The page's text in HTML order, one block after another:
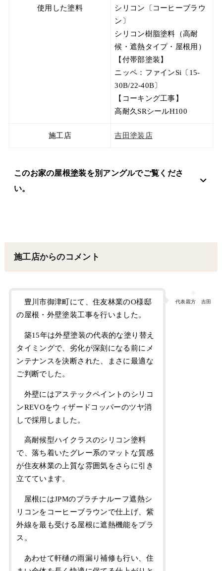
使用した塗料
シリコン〔コーヒーブラウ
ン〕
シリコン樹脂塗料（高耐
候・遮熱タイプ・屋根用）
【付帯部塗装】
ニッペ：ファインSi〔15-
30B/22-40B〕
【コーキング工事】
高耐久SRシールH100
施工店 吉田塗装店
このお家の屋根塗装を別アングルでご覧くださ
い。
施工店からのコメント
代表親方 吉田
豊川市御津町にて、住友林業のO様邸
の屋根・外壁塗装工事を行いました。
築15年は外壁塗装の代表的な塗り替え
タイミングで、劣化が深刻になる前にメ
ンテナンスを決断された、まさに最適な
ご判断でした。
外壁にはアステックペイントのシリコ
ンREVOをウィザードコッパーのツヤ消
しで採用しました。
高耐候型ハイクラスのシリコン塗料
で、落ち着いたグレー系のマットな質感
が住友林業の上質な雰囲気をさらに引き
立てています。
屋根にはJPMのプラチナルーフ遮熱シ
リコンをコーヒーブラウンで仕上げ、紫
外線を最も受ける屋根に遮熱機能をプラ
ス。
あわせて軒樋の雨漏り補修も行い、住